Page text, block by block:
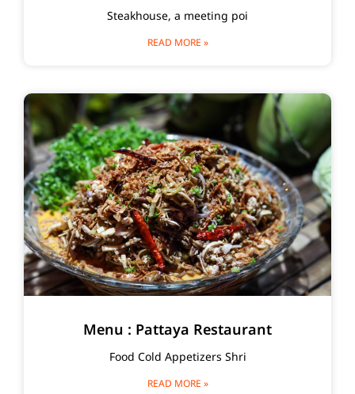
Steakhouse, a meeting poi
READ MORE »
Menu : Pattaya Restaurant
Food Cold Appetizers Shri
READ MORE »